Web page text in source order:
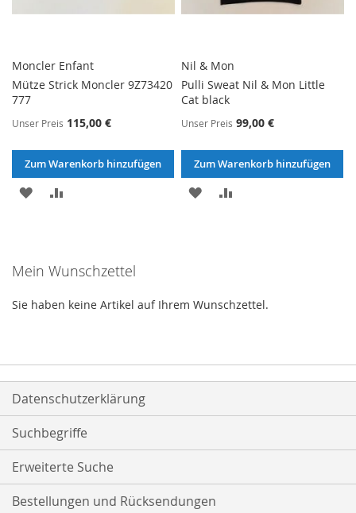
Moncler Enfant
Mütze Strick Moncler 9Z73420
777
Unser Preis 115,00 €
Zum Warenkorb hinzufügen
ZUR
Nil & Mon
Pulli Sweat Nil & Mon Little
Cat black
Unser Preis 99,00 €
Zum Warenkorb hinzufügen
ZUR
Mein Wunschzettel
Sie haben keine Artikel auf Ihrem Wunschzettel.
Datenschutzerklärung
Suchbegriffe
Erweiterte Suche
Bestellungen und Rücksendungen